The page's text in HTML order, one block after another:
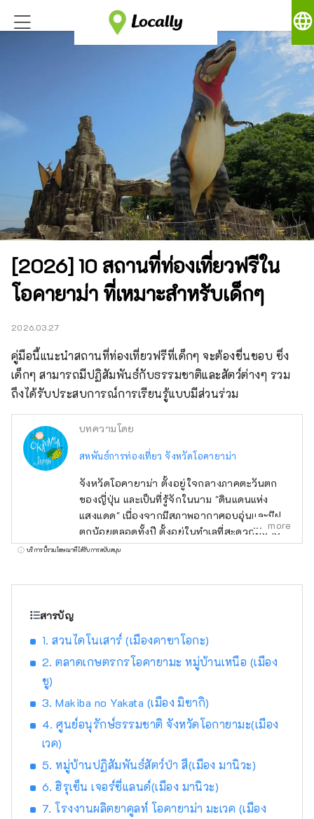
language
[2026] 10 สถานที่ท่องเที่ยวฟรีใน
โอคายาม่า ที่เหมาะสำหรับเด็กๆ
2026.03.27
คู่มือนี้แนะนำสถานที่ท่องเที่ยวฟรีที่เด็กๆ จะต้องชื่นชอบ ซึ่ง
เด็กๆ สามารถมีปฏิสัมพันธ์กับธรรมชาติและสัตว์ต่างๆ รวม
ถึงได้รับประสบการณ์การเรียนรู้แบบมีส่วนร่วม
บทความโดย
สหพันธ์การท่องเที่ยว จังหวัดโอคายาม่า
จังหวัดโอคายาม่า ตั้งอยู่ใจกลางภาคตะวันตก
ของญี่ปุ่น และเป็นที่รู้จักในนาม "ดินแดนแห่ง
แสงแดด" เนื่องจากมีสภาพอากาศอบอุ่นและมีฝน
ตกน้อยตลอดทั้งปี ตั้งอยู่ในทำเลที่สะดวกสบาย
ระหว่างสถานที่ท่องเที่ยวชื่อดังอย่าง เกียวโต โอ
รสชาติ คุณสามารถเพลิดเพลินกับผลไม้ตาม
ฤดูกาล เช่น พีชขาว องุ่นมัสกัต และองุ่นพิโอเน่!
โลกมากมาย เช่น Okayama Castle [ปราสาท]
Okayama Korakuen Garden [สวน] หนึ่งในสาม
สวนที่โด่งดังที่สุดของญี่ปุ่น และ Kurashiki Bikan
วัฒนธรรม และศิลปะอันอุดมสมบูรณ์!
more
บริการนี้รวมโฆษณาที่ได้รับการสนับสนุน
สารบัญ
1. สวนไดโนเสาร์ (เมืองคาซาโอกะ)
2. ตลาดเกษตรกรโอคายามะ หมู่บ้านเหนือ (เมือง
ชู)
3. Makiba no Yakata (เมือง มิซากิ)
4. ศูนย์อนุรักษ์ธรรมชาติ จังหวัดโอกายามะ(เมือง
เวค)
5. หมู่บ้านปฏิสัมพันธ์สัตว์ป่า สึ(เมือง มานิวะ)
6. ฮิรุเซ็น เจอร์ซี่แลนด์(เมือง มานิวะ)
7. โรงงานผลิตยาคูลท์ โอคายาม่า มะเวค (เมือง